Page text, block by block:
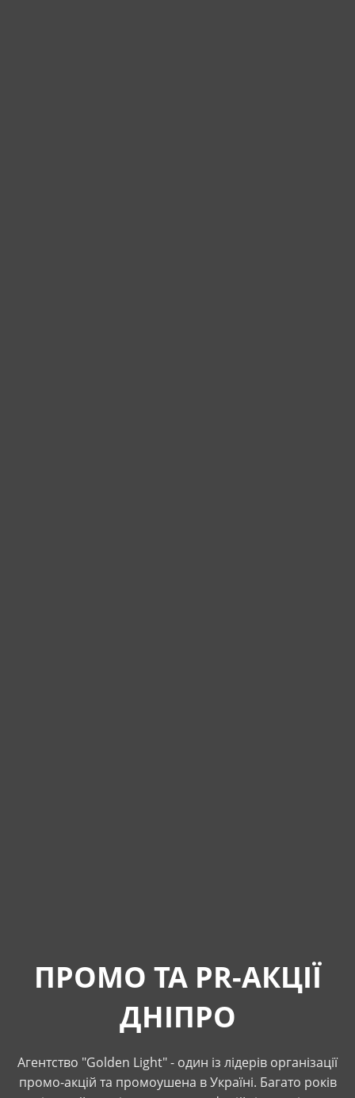
ПРОМО ТА PR-АКЦІЇ
ДНІПРО
Агентство "Golden Light" - один із лідерів організації
промо-акцій та промоушена в Україні. Багато років